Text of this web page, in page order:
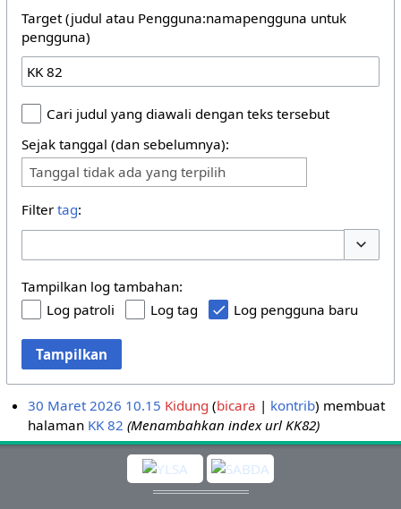
Target (judul atau Pengguna:namapengguna untuk
pengguna)
Cari judul yang diawali dengan teks tersebut
Sejak tanggal (dan sebelumnya):
Tanggal tidak ada yang terpilih
Filter tag:
Tampilkan log tambahan:
Log patroli
Log tag Log pengguna baru
Tampilkan
30 Maret 2026 10.15 Kidung bicara kontrib membuat
halaman KK 82 (Menambahkan index url KK82)